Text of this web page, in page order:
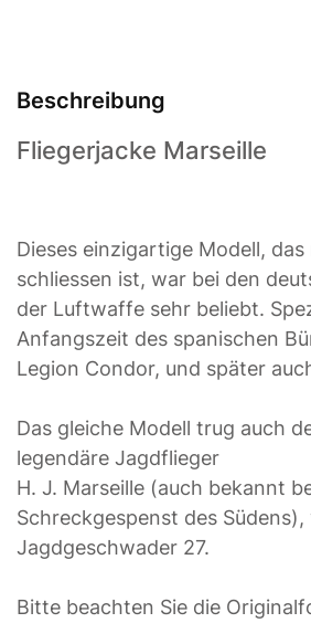
Beschreibung
Fliegerjacke Marseille
Dieses einzigartige Modell,
schliessen ist, war bei den
der Luftwaffe sehr beliebt.
Anfangszeit des spanischen
Legion Condor, und später
Das gleiche Modell trug auch
legendäre Jagdflieger
H. J. Marseille (auch bekannt
Schreckgespenst des
Jagdgeschwader 27.
Bitte beachten Sie die